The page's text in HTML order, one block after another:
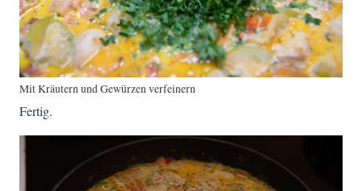
Mit Kräutern und Gewürzen verfeinern
Fertig.